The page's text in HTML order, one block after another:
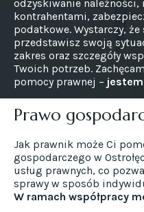
odzyskiwanie
kontrahentami,
podatkowe. Wystarczy,
przedstawisz swoją
zakres oraz szczegóły
Twoich potrzeb.
pomocy prawnej –
Prawo
Jak prawnik może Ci
gospodarczego w
usług prawnych, co
sprawy w sposób
W ramach współpracy